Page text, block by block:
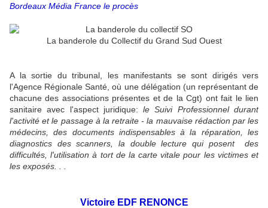
Bordeaux Média France le procès
La banderole du Collectif du Grand Sud Ouest
A la sortie du tribunal, les manifestants se sont dirigés vers
l'Agence Régionale Santé, où une délégation (un représentant de
chacune des associations présentes et de la Cgt) ont fait le lien
sanitaire avec l'aspect juridique: le Suivi Professionnel durant
l'activité et le passage à la retraite - la mauvaise rédaction par les
médecins, des documents indispensables à la réparation, les
diagnostics des scanners, la double lecture qui posent des
difficultés, l'utilisation à tort de la carte vitale pour les victimes et
les exposés. . .
Victoire EDF RENONCE